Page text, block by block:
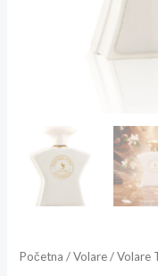
Početna /Volare/ Volare